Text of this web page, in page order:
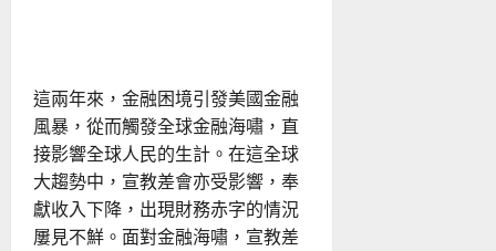
孋
這兩年來，金融困境引發美國金融
風暴，從而觸發全球金融海嘯，直
接影響全球人民的生計。在這全球
大趨勢中，宣教差會亦受影響，奉
獻收入下降，出現財務赤字的情況
屢見不鮮。面對金融海嘯，宣教差